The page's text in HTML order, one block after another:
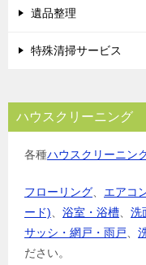
遺品整理
特殊清掃サービス
ハウスクリーニング
各種ハウスクリーニン
フローリング エアコ
ード)
浴室・浴槽 洗
サッシ・網戸・雨戸
ださい。